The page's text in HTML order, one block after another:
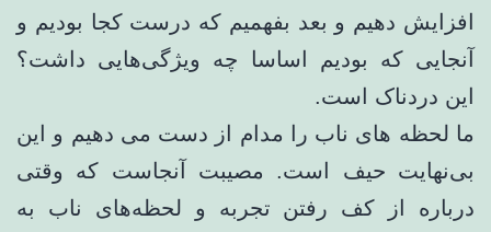
افزایش دهیم و بعد بفهمیم که درست کجا بودیم و
آنجایی که بودیم اساسا چه ویژگی‌هایی داشت؟
این دردناک است.
ما لحظه های ناب را مدام از دست می دهیم و این
بی‌نهایت حیف است. مصیبت آنجاست که وقتی
درباره از کف رفتن تجربه و لحظه‌های ناب به